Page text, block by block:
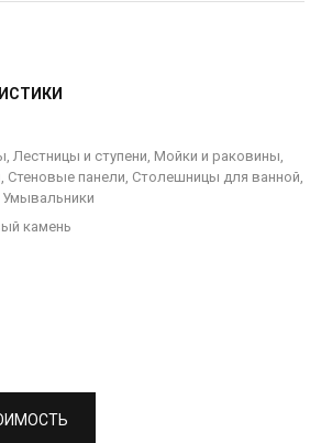
Лестницы и ступени, Мойки и раковины,
Стеновые панели, Столешницы для ванной,
камень